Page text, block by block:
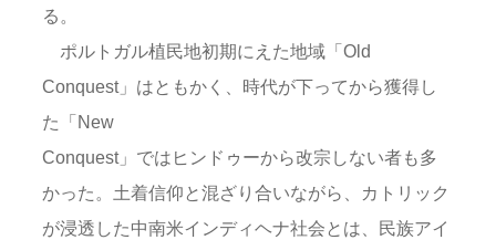
る。
ポルトガル植民地初期にえた地域「Old
Conquest」はともかく、時代が下ってから獲得し
た「New
Conquest」ではヒンドゥーから改宗しない者も多
かった。土着信仰と混ざり合いながら、カトリック
が浸透した中南米インディヘナ社会とは、民族アイ